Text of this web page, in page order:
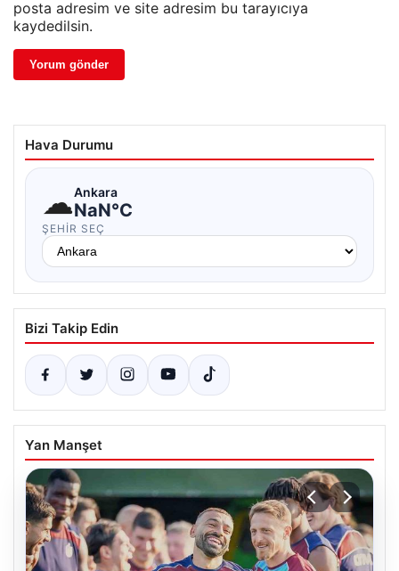
posta adresim ve site adresim bu tarayıcıya
kaydedilsin.
Hava Durumu
☁Ankara
NaN°C
ŞEHIR SEÇ
Bizi Takip Edin
Yan Manşet